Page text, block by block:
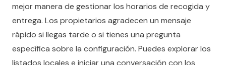
mejor manera de gestionar los horarios de recogida y
entrega. Los propietarios agradecen un mensaje
rápido si llegas tarde o si tienes una pregunta
específica sobre la configuración. Puedes explorar los
listados locales e iniciar una conversación con los